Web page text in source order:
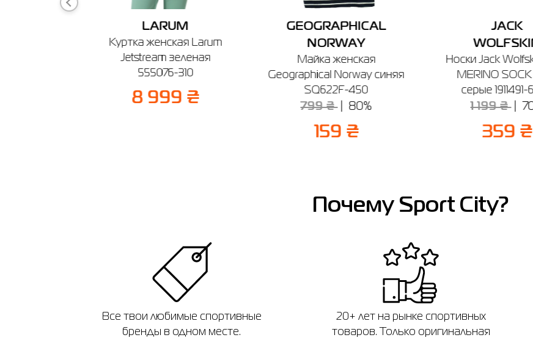
LARUM
Куртка женская Larum
Jetstream зеленая
555076-310
8 999 ₴
GEOGRAPHICAL
NORWAY
Майка женская
Geographical Norway синяя
SQ622F-450
799 ₴ 80%
159 ₴
JACK
Носки Jack
MERINO
серые
1 199 ₴
359 ₴
Почему Sport City?
Все твои любимые спортивные
бренды в одном месте.
20+ лет на рынке спортивных
товаров. Только оригинальная